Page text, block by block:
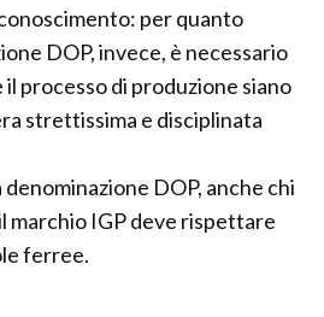
per quanto
DOP, invece, è necessario
processo di produzione siano
strettissima e disciplinata
DOP, anche chi
marchio IGP deve rispettare
ferree.